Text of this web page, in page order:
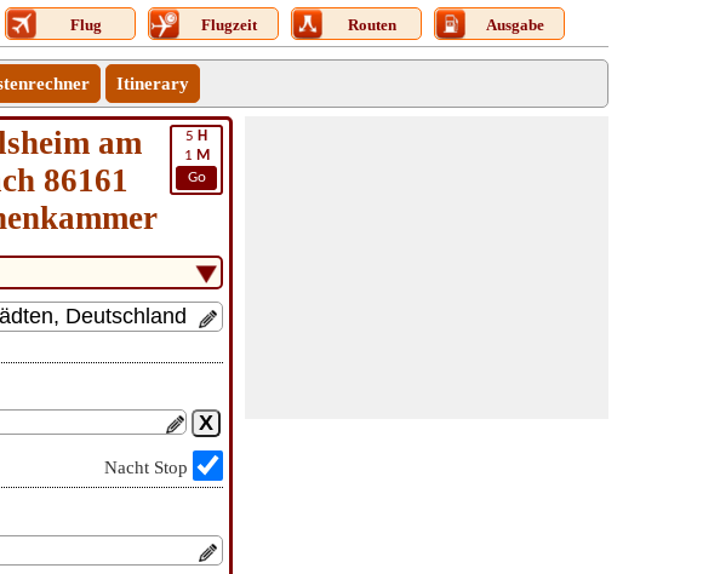
Flug Flugzeit Routen Ausgabe
Itinerary
5 H
1 M
Go
am
86161
Nacht Stop